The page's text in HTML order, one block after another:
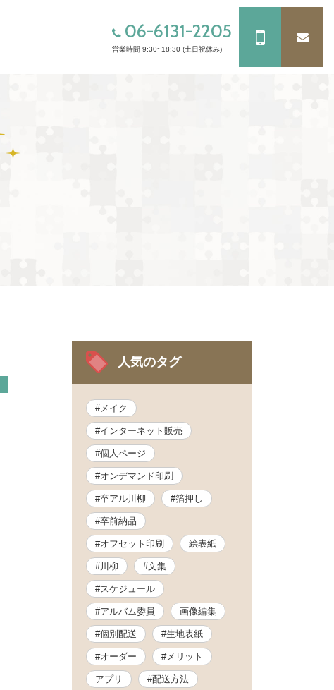
06-6131-2205
営業時間 9:30~18:30 (土日祝休み)
人気のタグ
#メイク
#インターネット販売
#個人ページ
#オンデマンド印刷
#卒アル川柳 #箔押し
#卒前納品
#オフセット印刷 絵表紙
#川柳 #文集
#スケジュール
#アルバム委員 画像編集
#個別配送 #生地表紙
#オーダー #メリット
アプリ #配送方法